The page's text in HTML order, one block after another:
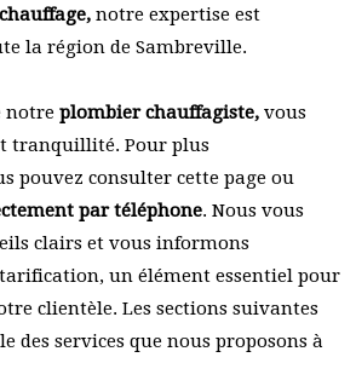
notre expertise est
la région de Sambreville.
notre plombier chauffagiste, vous
tranquillité. Pour plus
pouvez consulter cette page ou
par téléphone. Nous vous
clairs et vous informons
un élément essentiel pour
clientèle. Les sections suivantes
des services que nous proposons à